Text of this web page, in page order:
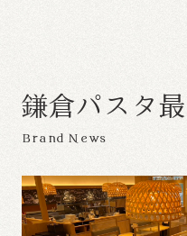
鎌倉パ ス タ最
Brand News